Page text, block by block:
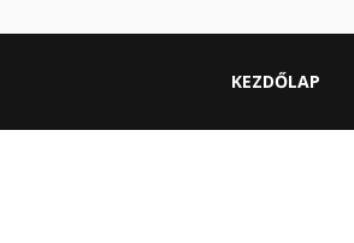
KEZDŐLAP